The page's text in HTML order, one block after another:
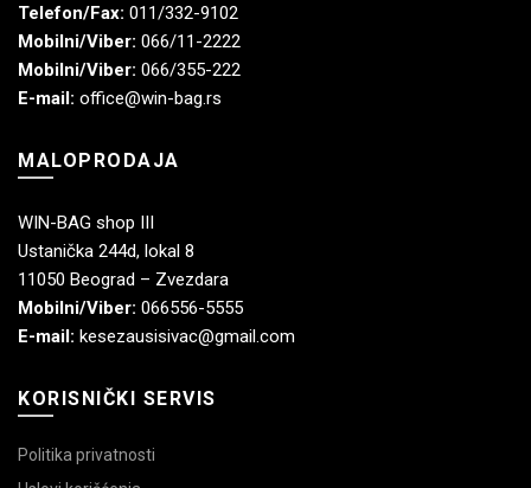
Telefon/Fax: 011/332-9102
Mobilni/Viber: 066/11-2222
Mobilni/Viber: 066/355-222
E-mail: office@win-bag.rs
MALOPRODAJA
WIN-BAG shop III
Ustanička 244d, lokal 8
11050 Beograd – Zvezdara
Mobilni/Viber: 066556-5555
E-mail: kesezausisivac@gmail.com
KORISNIČKI SERVIS
Politika privatnosti